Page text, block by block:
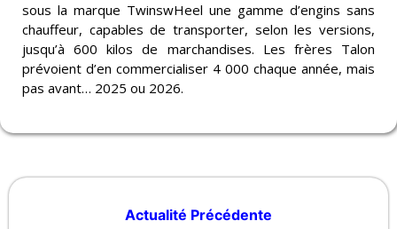
sous la marque TwinswHeel une gamme d’engins sans
chauffeur, capables de transporter, selon les versions,
jusqu’à 600 kilos de marchandises. Les frères Talon
prévoient d’en commercialiser 4 000 chaque année, mais
pas avant… 2025 ou 2026.
Actualité Précédente